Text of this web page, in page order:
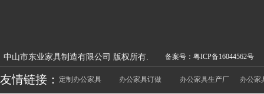
定制办公家具 办公家具订做 办公家具生产厂 办公家
友情链接：
中山市东业家具制造有限公司 版权所有. 备案号：粤ICP备16044562号